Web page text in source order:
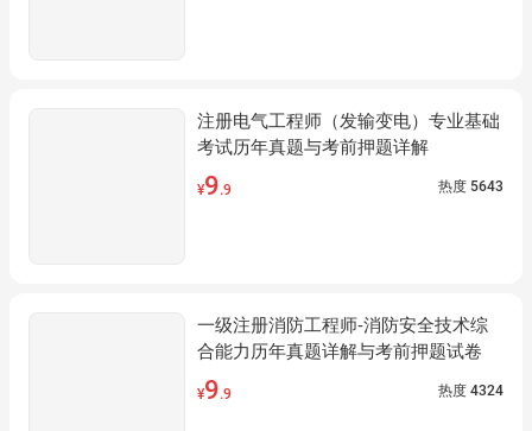
注册电气工程师（发输变电）专业基础
考试历年真题与考前押题详解
¥9.9 热度 5643
一级注册消防工程师-消防安全技术综
合能力历年真题详解与考前押题试卷
¥9.9 热度 4324